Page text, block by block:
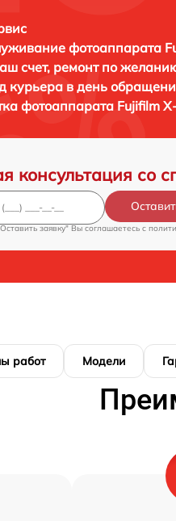
фотоаппарата
счет, ремонт по
курьера в день
фотоаппарата Fujifilm
консультация со
заявку" Вы соглашаетесь c
работ Модели